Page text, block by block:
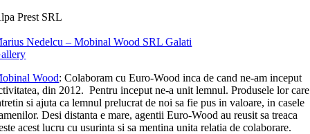
Prest SRL
Nedelcu – Mobinal Wood SRL Galati
Wood: Colaboram cu Euro-Wood inca de cand ne-am inceput
din 2012. Pentru inceput ne-a unit lemnul. Produsele lor care
si ajuta ca lemnul prelucrat de noi sa fie pus in valoare, in casele
Desi distanta e mare, agentii Euro-Wood au reusit sa treaca
acest lucru cu usurinta si sa mentina unita relatia de colaborare.